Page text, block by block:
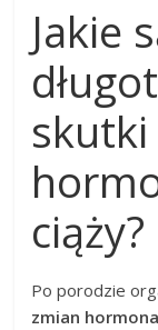
Jakie
ciąży?
Po porodzie
zmian